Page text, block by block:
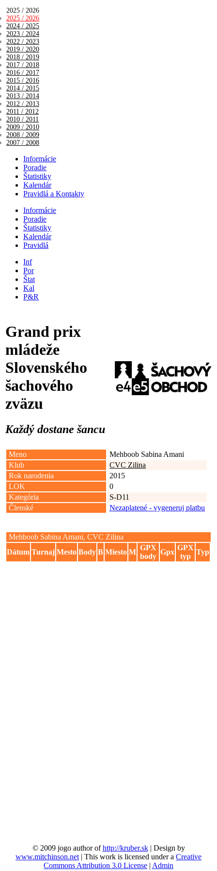
2025 / 2026
2025 / 2026
2024 / 2025
2023 / 2024
2022 / 2023
2019 / 2020
2018 / 2019
2017 / 2018
2016 / 2017
2015 / 2016
2014 / 2015
2013 / 2014
2012 / 2013
2011 / 2012
2010 / 2011
2009 / 2010
2008 / 2009
2007 / 2008
Informácie
Poradie
Štatistiky
Kalendár
Pravidlá a Kontakty
Informácie
Poradie
Štatistiky
Kalendár
Pravidlá
Inf
Por
Štat
Kal
P&R
Grand prix
mládeže
Slovenského
šachového
zväzu
Každý dostane šancu
Meno
Mehboob Sabina Amani
Klub
CVC Zilina
Rok narodenia
2015
LOK
0
Kategória
S-D11
Členské
Nezaplatené - vygeneruj platbu
Mehboob Sabina Amani, CVC Zilina
Dátum Turnaj Mesto Body B Miesto M
GPX
body
Gpx
GPX
typ
Typ
© 2009 jogo author ofhttp://kruber.sk| Design by
www.mitchinson.net | This work is licensed under a Creative
Commons Attribution 3.0 License | Admin